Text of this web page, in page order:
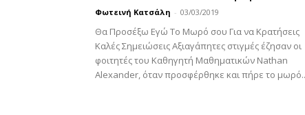
Φωτεινή Κατσάλη - 03/03/2019
Θα Προσέξω Εγώ Το Μωρό σου Για να Κρατήσεις
Καλές Σημειώσεις Αξιαγάπητες στιγμές έζησαν οι
φοιτητές του Καθηγητή Μαθηματικών Nathan
Alexander, όταν προσφέρθηκε και πήρε το